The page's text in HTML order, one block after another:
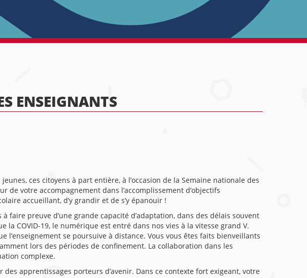
ENSEIGNANTS
ces citoyens à part entière, à l’occasion de la Semaine nationale des
votre accompagnement dans l’accomplissement d’objectifs
accueillant, d’y grandir et de s’y épanouir !
faire preuve d’une grande capacité d’adaptation, dans des délais souvent
COVID-19, le numérique est entré dans nos vies à la vitesse grand V.
se poursuive à distance. Vous vous êtes faits bienveillants
lors des périodes de confinement. La collaboration dans les
complexe.
apprentissages porteurs d’avenir. Dans ce contexte fort exigeant, votre